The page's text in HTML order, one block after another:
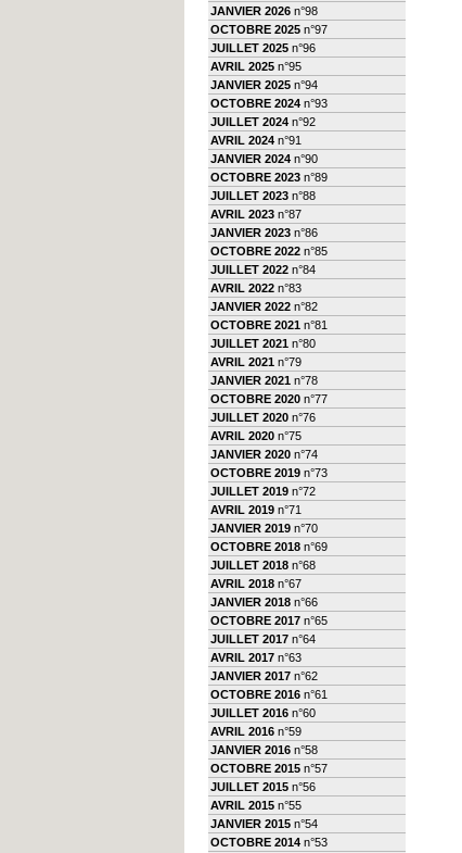
JANVIER 2026 n°98
OCTOBRE 2025 n°97
JUILLET 2025 n°96
AVRIL 2025 n°95
JANVIER 2025 n°94
OCTOBRE 2024 n°93
JUILLET 2024 n°92
AVRIL 2024 n°91
JANVIER 2024 n°90
OCTOBRE 2023 n°89
JUILLET 2023 n°88
AVRIL 2023 n°87
JANVIER 2023 n°86
OCTOBRE 2022 n°85
JUILLET 2022 n°84
AVRIL 2022 n°83
JANVIER 2022 n°82
OCTOBRE 2021 n°81
JUILLET 2021 n°80
AVRIL 2021 n°79
JANVIER 2021 n°78
OCTOBRE 2020 n°77
JUILLET 2020 n°76
AVRIL 2020 n°75
JANVIER 2020 n°74
OCTOBRE 2019 n°73
JUILLET 2019 n°72
AVRIL 2019 n°71
JANVIER 2019 n°70
OCTOBRE 2018 n°69
JUILLET 2018 n°68
AVRIL 2018 n°67
JANVIER 2018 n°66
OCTOBRE 2017 n°65
JUILLET 2017 n°64
AVRIL 2017 n°63
JANVIER 2017 n°62
OCTOBRE 2016 n°61
JUILLET 2016 n°60
AVRIL 2016 n°59
JANVIER 2016 n°58
OCTOBRE 2015 n°57
JUILLET 2015 n°56
AVRIL 2015 n°55
JANVIER 2015 n°54
OCTOBRE 2014 n°53